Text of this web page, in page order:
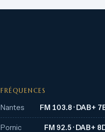
FRÉQUENCES
Nantes FM 103.8 · DAB+
Pornic FM 92.5 · DAB+